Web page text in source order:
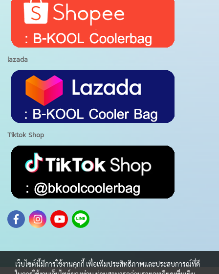
lazada
Tiktok Shop
เว็บไซต์นี้มีการใช้งานคุกกี้ เพื่อเพิ่มประสิทธิภาพและประสบการณ์ที่ดี